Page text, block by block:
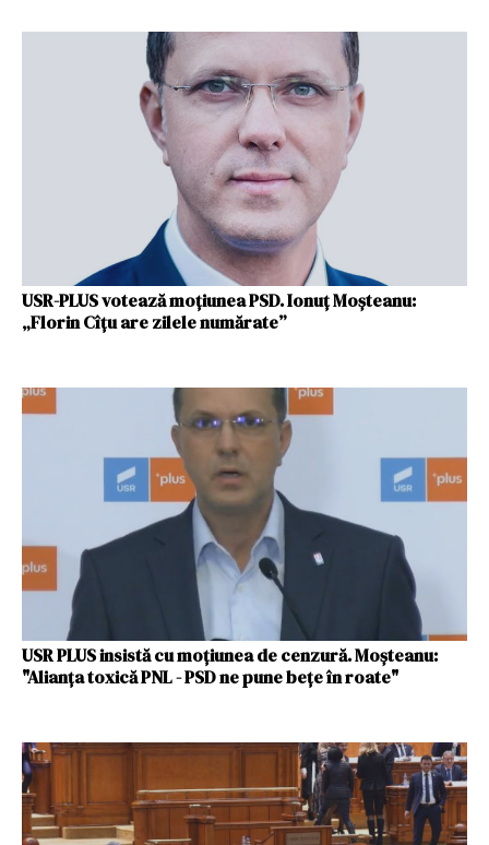
USR-PLUS votează moțiunea PSD. Ionuț Moșteanu:
„Florin Cîțu are zilele numărate”
USR PLUS insistă cu moțiunea de cenzură. Moșteanu:
"Alianța toxică PNL - PSD ne pune beţe în roate"